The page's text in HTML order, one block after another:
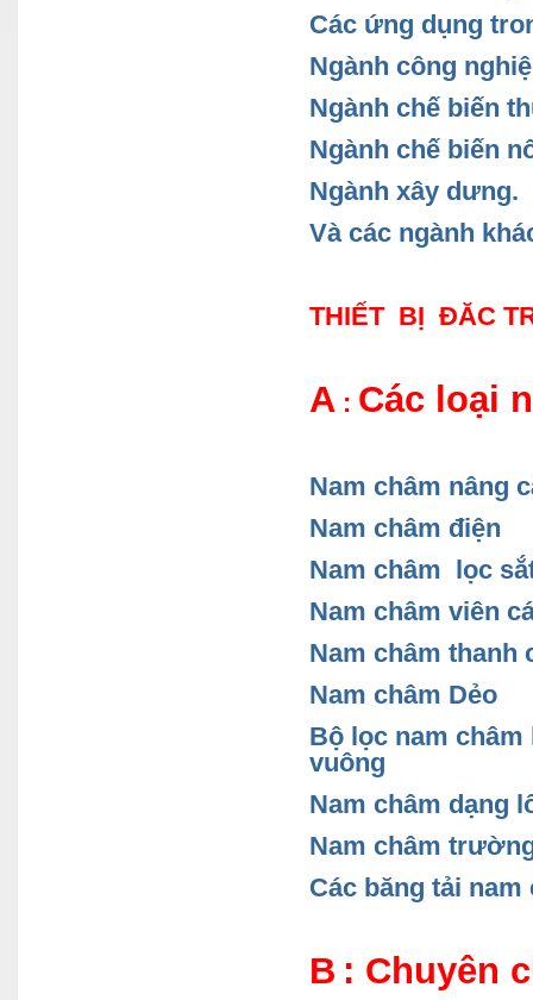
Các ứng dụng
Ngành công
Ngành chế biến
Ngành chế biến
Ngành xây dưng.
Và các ngành
THIẾT BỊ ĐĂC
A : Các loại
Nam châm nâng
Nam châm điện
Nam châm lọc
Nam châm viên
Nam châm thanh
Nam châm Dẻo
Bộ lọc nam
vuông
Nam châm dạng
Nam châm
Các băng tải
B : Chuyên